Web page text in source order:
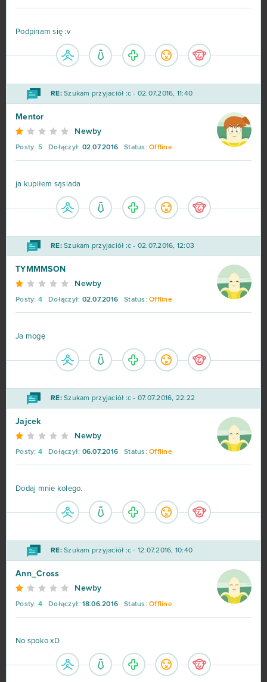
Podpinam się :v
RE:Szukam przyjaciół :c - 02.07.2016, 11:40
Mentor
Newby
Posty: 5 Dołączył: 02.07.2016 Status: Offline
ja kupiłem sąsiada
RE:Szukam przyjaciół :c - 02.07.2016, 12:03
TYMMMSON
Newby
Posty: 4 Dołączył: 02.07.2016 Status: Offline
Ja mogę
RE:Szukam przyjaciół :c - 07.07.2016, 22:22
Jajcek
Newby
Posty: 4 Dołączył: 06.07.2016 Status: Offline
Dodaj mnie kolego.
RE:Szukam przyjaciół :c - 12.07.2016, 10:40
Ann_Cross
Newby
Posty: 4 Dołączył: 18.06.2016 Status: Offline
No spoko xD